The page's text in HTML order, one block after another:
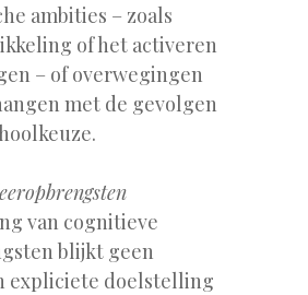
ambities – zoals
of het activeren
– of overwegingen
met de gevolgen
van cognitieve
blijkt geen
expliciete doelstelling